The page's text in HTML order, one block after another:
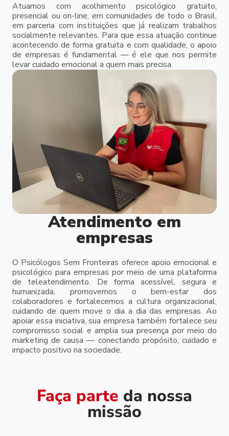
Atuamos com acolhimento psicológico gratuito,
presencial ou on-line, em comunidades de todo o Brasil,
em parceria com instituições que já realizam trabalhos
socialmente relevantes. Para que essa atuação continue
acontecendo de forma gratuita e com qualidade, o apoio
de empresas é fundamental — é ele que nos permite
levar cuidado emocional a quem mais precisa.
Atendimento em
empresas
O Psicólogos Sem Fronteiras oferece apoio emocional e
psicológico para empresas por meio de uma plataforma
de teleatendimento. De forma acessível, segura e
humanizada, promovemos o bem-estar dos
colaboradores e fortalecemos a cultura organizacional,
cuidando de quem move o dia a dia das empresas. Ao
apoiar essa iniciativa, sua empresa também fortalece seu
compromisso social e amplia sua presença por meio do
marketing de causa — conectando propósito, cuidado e
impacto positivo na sociedade.
Faça parte da nossa
missão